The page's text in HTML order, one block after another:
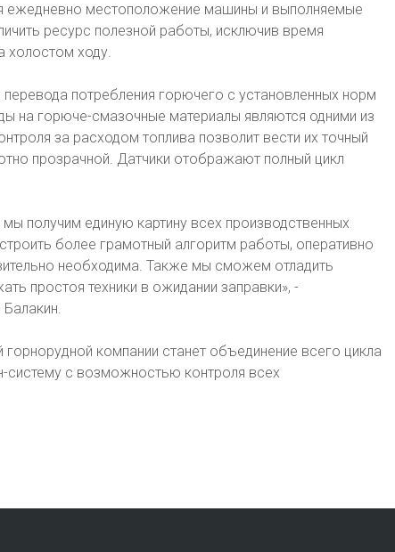
ежедневно местоположение машины и выполняемые
ресурс полезной работы, исключив время
холостом ходу.
потребления горючего с установленных норм
на горюче-смазочные материалы являются одними из
за расходом топлива позволит вести их точный
прозрачной. Датчики отображают полный цикл
получим единую картину всех производственных
более грамотный алгоритм работы, оперативно
необходима. Также мы сможем отладить
простоя техники в ожидании заправки», -
компании станет объединение всего цикла
систему с возможностью контроля всех